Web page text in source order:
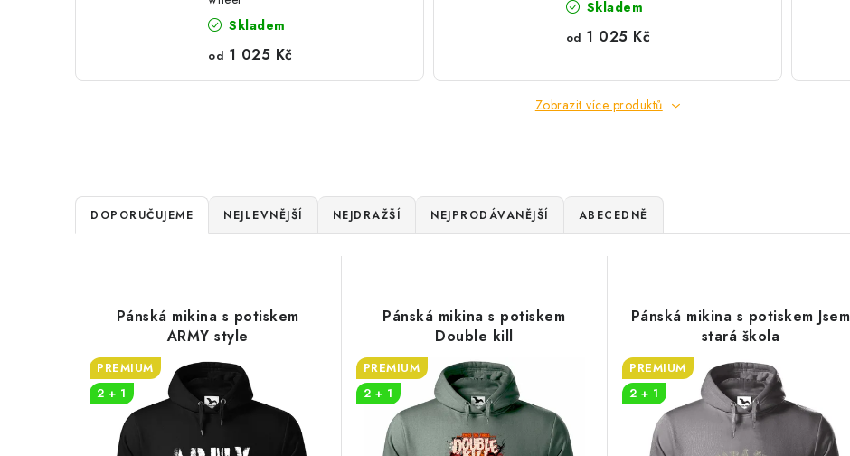
Skladem
od 1 025 Kč
Skladem
od 1 025 Kč
Zobrazit více produktů
Ř
a
p
DOPORUČUJEME NEJLEVNĚJŠÍ NEJDRAŽŠÍ NEJPRODÁVANĚJŠÍ ABECEDNĚ
Pánská mikina s potiskem
ARMY style
PREMIUM
2 + 1
Pánská mikina s potiskem
Double kill
PREMIUM
2 + 1
Pánská mikina s potiskem Jsem
stará škola
PREMIUM
2 + 1